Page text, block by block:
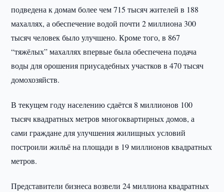
подведена к домам более чем 715 тысяч жителей в 188
махаллях, а обеспечение водой почти 2 миллиона 300
тысяч человек было улучшено. Кроме того, в 867
“тяжёлых” махаллях впервые была обеспечена подача
воды для орошения приусадебных участков в 470 тысяч
домохозяйств.
В текущем году населению сдаётся 8 миллионов 100
тысяч квадратных метров многоквартирных домов, а
сами граждане для улучшения жилищных условий
построили жильё на площади в 19 миллионов квадратных
метров.
Представители бизнеса возвели 24 миллиона квадратных